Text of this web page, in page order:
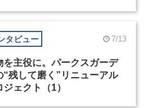
タビュー 7/13
を主役に。パークスガーデ
“残して磨く”リニューアル
ジェクト（1）